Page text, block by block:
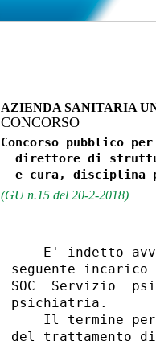
AZIENDA SANITARIA
CONCORSO
Concorso pubblico
direttore di
(GU n.15 del 20-2-2018)
E' indetto
seguente
SOC  Servizio
psichiatria.
Il termine
del trattamento